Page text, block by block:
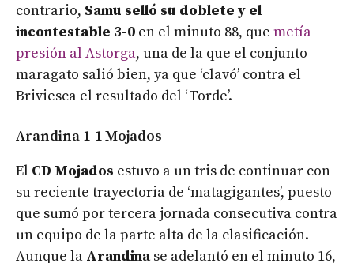
contrario, Samu selló su doblete y el
incontestable 3-0 en el minuto 88, que metía
presión al Astorga, una de la que el conjunto
maragato salió bien, ya que ‘clavó’ contra el
Briviesca el resultado del ‘Torde’.
Arandina 1-1 Mojados
El CD Mojados estuvo a un tris de continuar con
su reciente trayectoria de ‘matagigantes’, puesto
que sumó por tercera jornada consecutiva contra
un equipo de la parte alta de la clasificación.
Aunque la Arandina se adelantó en el minuto 16,